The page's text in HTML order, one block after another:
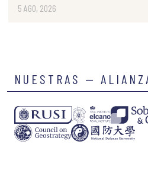
5 AGO, 2026
NUESTRAS —